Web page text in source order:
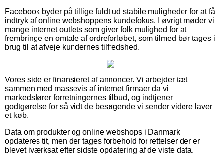
Facebook byder på tillige fuldt ud stabile muligheder for at få
indtryk af online webshoppens kundefokus. I øvrigt møder vi
mange internet outlets som giver folk mulighed for at
frembringe en omtale af ordreforløbet, som tilmed bør tages i
brug til at afveje kundernes tilfredshed.
Vores side er finansieret af annoncer. Vi arbejder tæt
sammen med massevis af internet firmaer da vi
markedsfører forretningernes tilbud, og indtjener
godtgørelse for så vidt de besøgende vi sender videre laver
et køb.
Data om produkter og online webshops i Danmark
opdateres tit, men der tages forbehold for rettelser der er
blevet iværksat efter sidste opdatering af de viste data.